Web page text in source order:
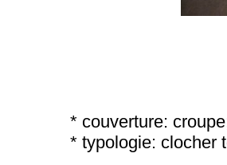
* couverture:
* typologie: clocher